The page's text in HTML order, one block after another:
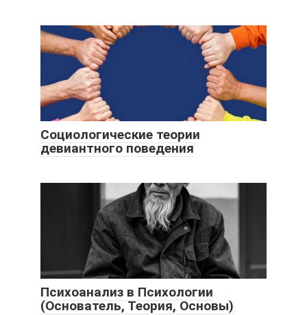
Социологические теории
девиантного поведения
Психоанализ в Психологии
(Основатель, Теория, Основы)